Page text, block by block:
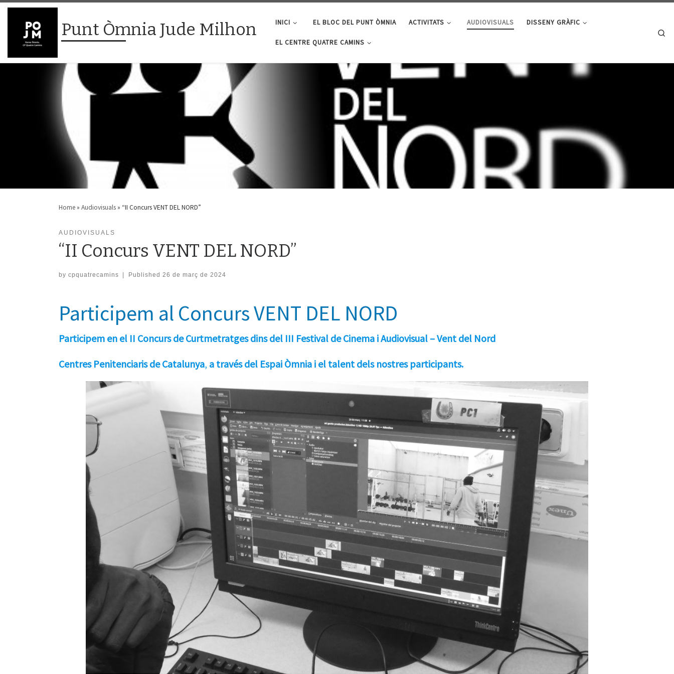
Punt Òmnia Jude Milhon INICI EL BLOC DEL PUNT ÒMNIA ACTIVITATS AUDIOVISUALS DISSENY GRÀFIC
EL CENTRE QUATRE CAMINS
Home » Audiovisuals » “II Concurs VENT DEL NORD”
AUDIOVISUALS
“II Concurs VENT DEL NORD”
by cpquatrecamins Published 26 de març de 2024
Participem al Concurs VENT DEL NORD
Participem en el II Concurs de Curtmetratges dins del III Festival de Cinema i Audiovisual – Vent del Nord
Centres Penitenciaris de Catalunya, a través del Espai Òmnia i el talent dels nostres participants.